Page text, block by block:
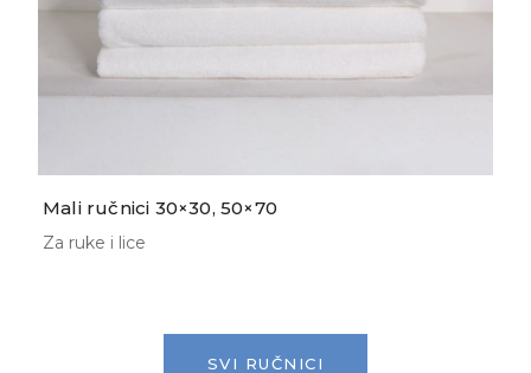
Mali ručnici 30×30, 50×70
Za ruke i lice
SVI RUČNICI